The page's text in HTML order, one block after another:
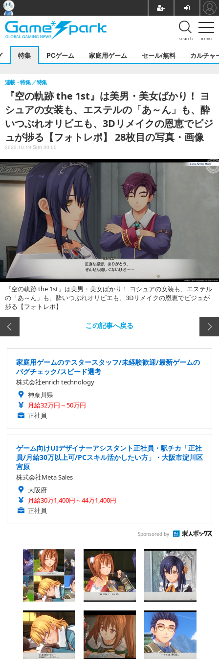
menu
search
特集 PCゲーム 家庭用ゲーム セール/無料 カルチャ
『空の軌跡 the 1st』は美男・美女ばかり！ ヨ
シュアの女装も、エステルの「あ～ん」も、酔
いつぶれオリビエも、3Dリメイクの恩恵でビジ
ュが捗る【フォトレポ】 28枚目の写真・画像
連載・特集 特集
2025.10.19 Sun 20:00
『空の軌跡 the 1st』は美男・美女ばかり！ ヨシュアの女装も、エステル
の「あ～ん」も、酔いつぶれオリビエも、3Dリメイクの恩恵でビジュが
捗る【フォトレポ】
この記事へ戻る
家庭用ゲームのテスタースタッフ/未経験歓迎/最新ゲームの
バグチェック/スピード選考
株式会社enrich technology
神奈川県
月給32万円～50万円
正社員
ゲーム向けUIデザイナーアシスタント正社員・駅チカ「正社
員/月給30万以上可/PCスキル活かしたい方」・大阪市淀川区
宮原
株式会社Meta Sales
大阪府
月給30万1,400円～44万1,400円
正社員
Sponsored by